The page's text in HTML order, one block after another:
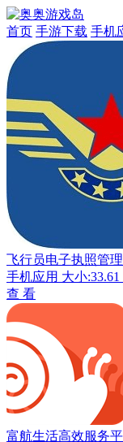
首页 手游下载 手机
飞行员电子执照管
手机应用 大小
查 看
富航生活高效服务